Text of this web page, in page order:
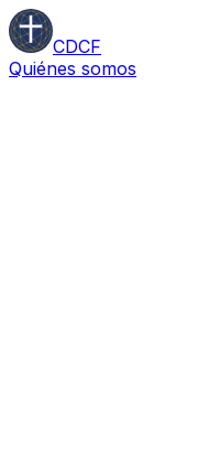
CDCF
Quiénes somos